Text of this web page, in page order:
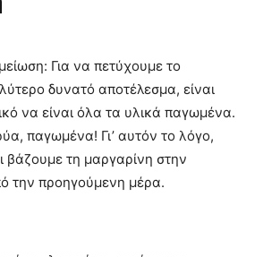
Για να πετύχουμε το
δυνατό αποτέλεσμα, είναι
να είναι όλα τα υλικά παγωμένα.
παγωμένα! Γι’ αυτόν το λόγο,
βάζουμε τη μαργαρίνη στην
την προηγούμενη μέρα.